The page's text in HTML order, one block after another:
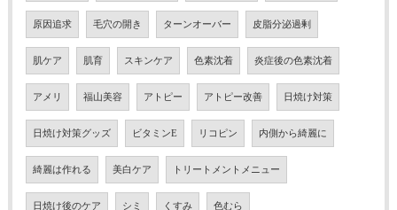
原因追求 毛穴の開き ターンオーバー 皮脂分泌過剰
肌ケア 肌育 スキンケア 色素沈着 炎症後の色素沈着
アメリ 福山美容 アトピー アトピー改善 日焼け対策
日焼け対策グッズ ビタミンE リコピン 内側から綺麗に
綺麗は作れる 美白ケア トリートメントメニュー
日焼け後のケア シミ くすみ 色むら